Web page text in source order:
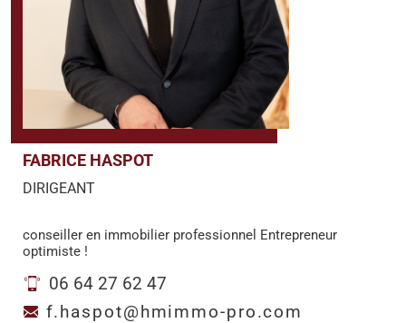
FABRICE HASPOT
DIRIGEANT
conseiller en immobilier professionnel Entrepreneur
optimiste !
06 64 27 62 47
f.haspot@hmimmo-pro.com